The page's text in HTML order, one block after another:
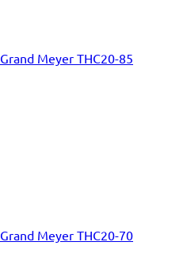
Grand Meyer THC20-85
Grand Meyer THC20-70